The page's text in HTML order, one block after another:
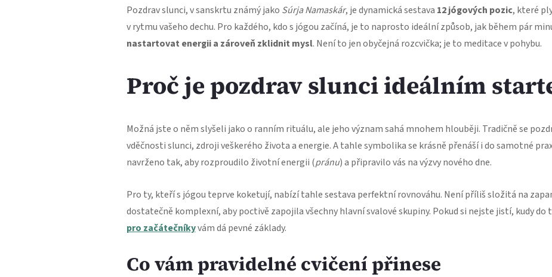
Pozdrav slunci, v sanskrtu známý jako Súrja Namaskár, je dynamická sestava 12 jógových pozic, které
v rytmu vašeho dechu. Pro každého, kdo s jógou začíná, je to naprosto ideální způsob, jak během pár
nastartovat energii a zároveň zklidnit mysl. Není to jen obyčejná rozcvička; je to meditace v pohybu.
Proč je pozdrav slunci ideálním
Možná jste o něm slyšeli jako o ranním rituálu, ale jeho význam sahá mnohem hlouběji. Tradičně se
vděčnosti slunci, zdroji veškerého života a energie. A tahle symbolika se krásně přenáší i do samotné
navrženo tak, aby rozproudilo životní energii (pránu) a připravilo vás na výzvy nového dne.
Pro ty, kteří s jógou teprve koketují, nabízí tahle sestava perfektní rovnováhu. Není příliš složitá na
dostatečně komplexní, aby poctivě zapojila všechny hlavní svalové skupiny. Pokud si nejste jistí, kudy
pro začátečníkyvám dá pevné základy.
Co vám pravidelné cvičení přinese